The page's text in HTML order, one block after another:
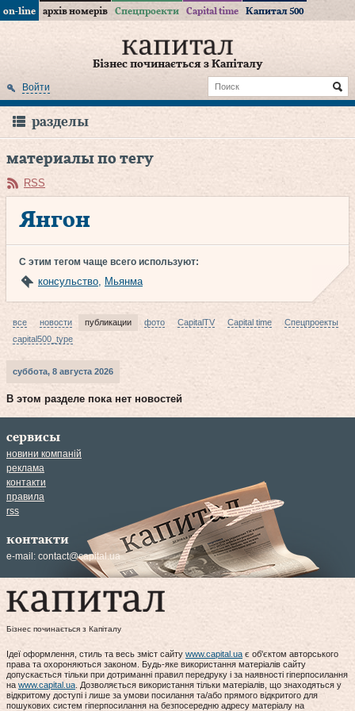
on-line архів номерів Спецпроекти Capital time Капитал 500
Бізнес починається з Капіталу
Войти
разделы
материалы по тегу
RSS
Янгон
С этим тегом чаще всего используют:
консульство, Мьянма
все новости публикации фото CapitalTV Capital time
Спецпроекты
capital500_type
суббота, 8 августа 2026
В этом разделе пока нет новостей
сервисы
новини компаній
реклама
контакти
правила
rss
контакти
e-mail: contact@capital.ua
Бізнес починається з Капіталу
Ідеї оформлення, стиль та весь зміст сайту www.capital.ua є об'єктом авторського
права та охороняються законом. Будь-яке використання матеріалів сайту
допускається тільки при дотриманні правил передруку і за наявності гіперпосилання
на www.capital.ua . Дозволяється використання тільки матеріалів, що знаходяться у
відкритому доступі і лише за умови посилання та/або прямого відкритого для
пошукових систем гіперпосилання на безпосередню адресу матеріалу на